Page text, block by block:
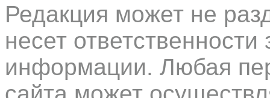
Редакция может не
несет
информации. Любая